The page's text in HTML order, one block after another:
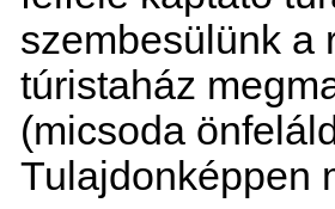
szembesülünk a
túristaház
(micsoda
Tulajdonképpen